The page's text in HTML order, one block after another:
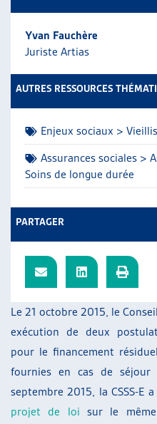
RESSOURCES
THÉMATIQUES
GUIDE SOCIAL ROMAND
L’ASSOCIATION
PROJETS ET ACTIVITÉS
JOURNÉES D’AUTOMNE
Le 21 octobre 2015, le
exécution de deux
pour le financement
fournies en cas de séjour
septembre 2015, la CSSS-E
projet de loi sur le
Yvan Fauchère
Juriste Artias
AUTRES RESSOURCES
Enjeux sociaux >
Assurances sociales >
Soins de longue durée
PARTAGER